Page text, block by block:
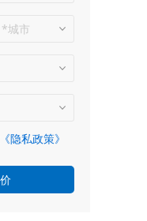
《隐私政策》